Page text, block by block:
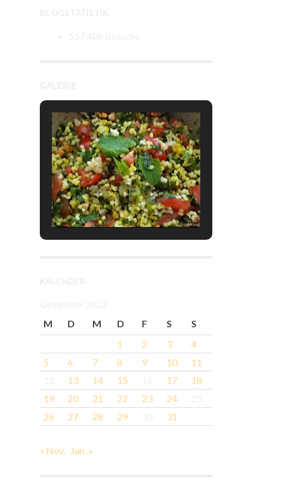
M
D M D F S
S
1
2 3
4
5
6 7 8 9 10
11
13 14 15 17
18
19
20 21 22 23 24
26
27 28 29 31
« Nov. Jan. »